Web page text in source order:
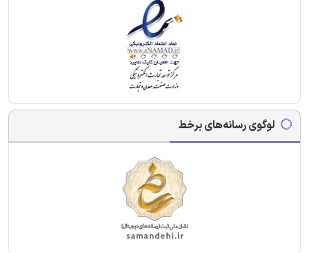
لوگوی رسانه‌های برخط